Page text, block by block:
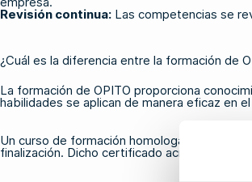
Revisión continua: Las competencias se
¿Cuál es la diferencia entre la formación de
La formación de OPITO proporciona
habilidades se aplican de manera eficaz en
Un curso de formación homologado por
finalización. Dicho certificado acredita la